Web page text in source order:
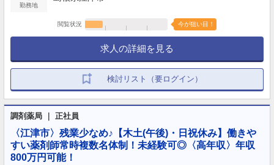
勤務地
閲覧状況 今が狙い目！
求人の詳細を見る
検討リスト（要ログイン）
調剤薬局 ｜ 正社員
〈江津市〉残業少なめ♪【木土(午後)・日祝休み】働きや
すい薬剤師常時複数名体制！未経験可◎〈高年収〉年収
800万円可能！